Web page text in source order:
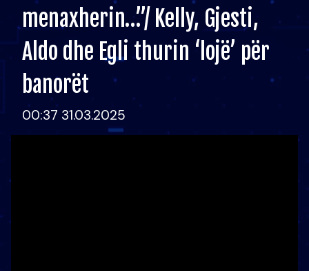
menaxherin…”/ Kelly, Gjesti,
Aldo dhe Egli thurin ‘lojë’ për
banorët
00:37 31.03.2025